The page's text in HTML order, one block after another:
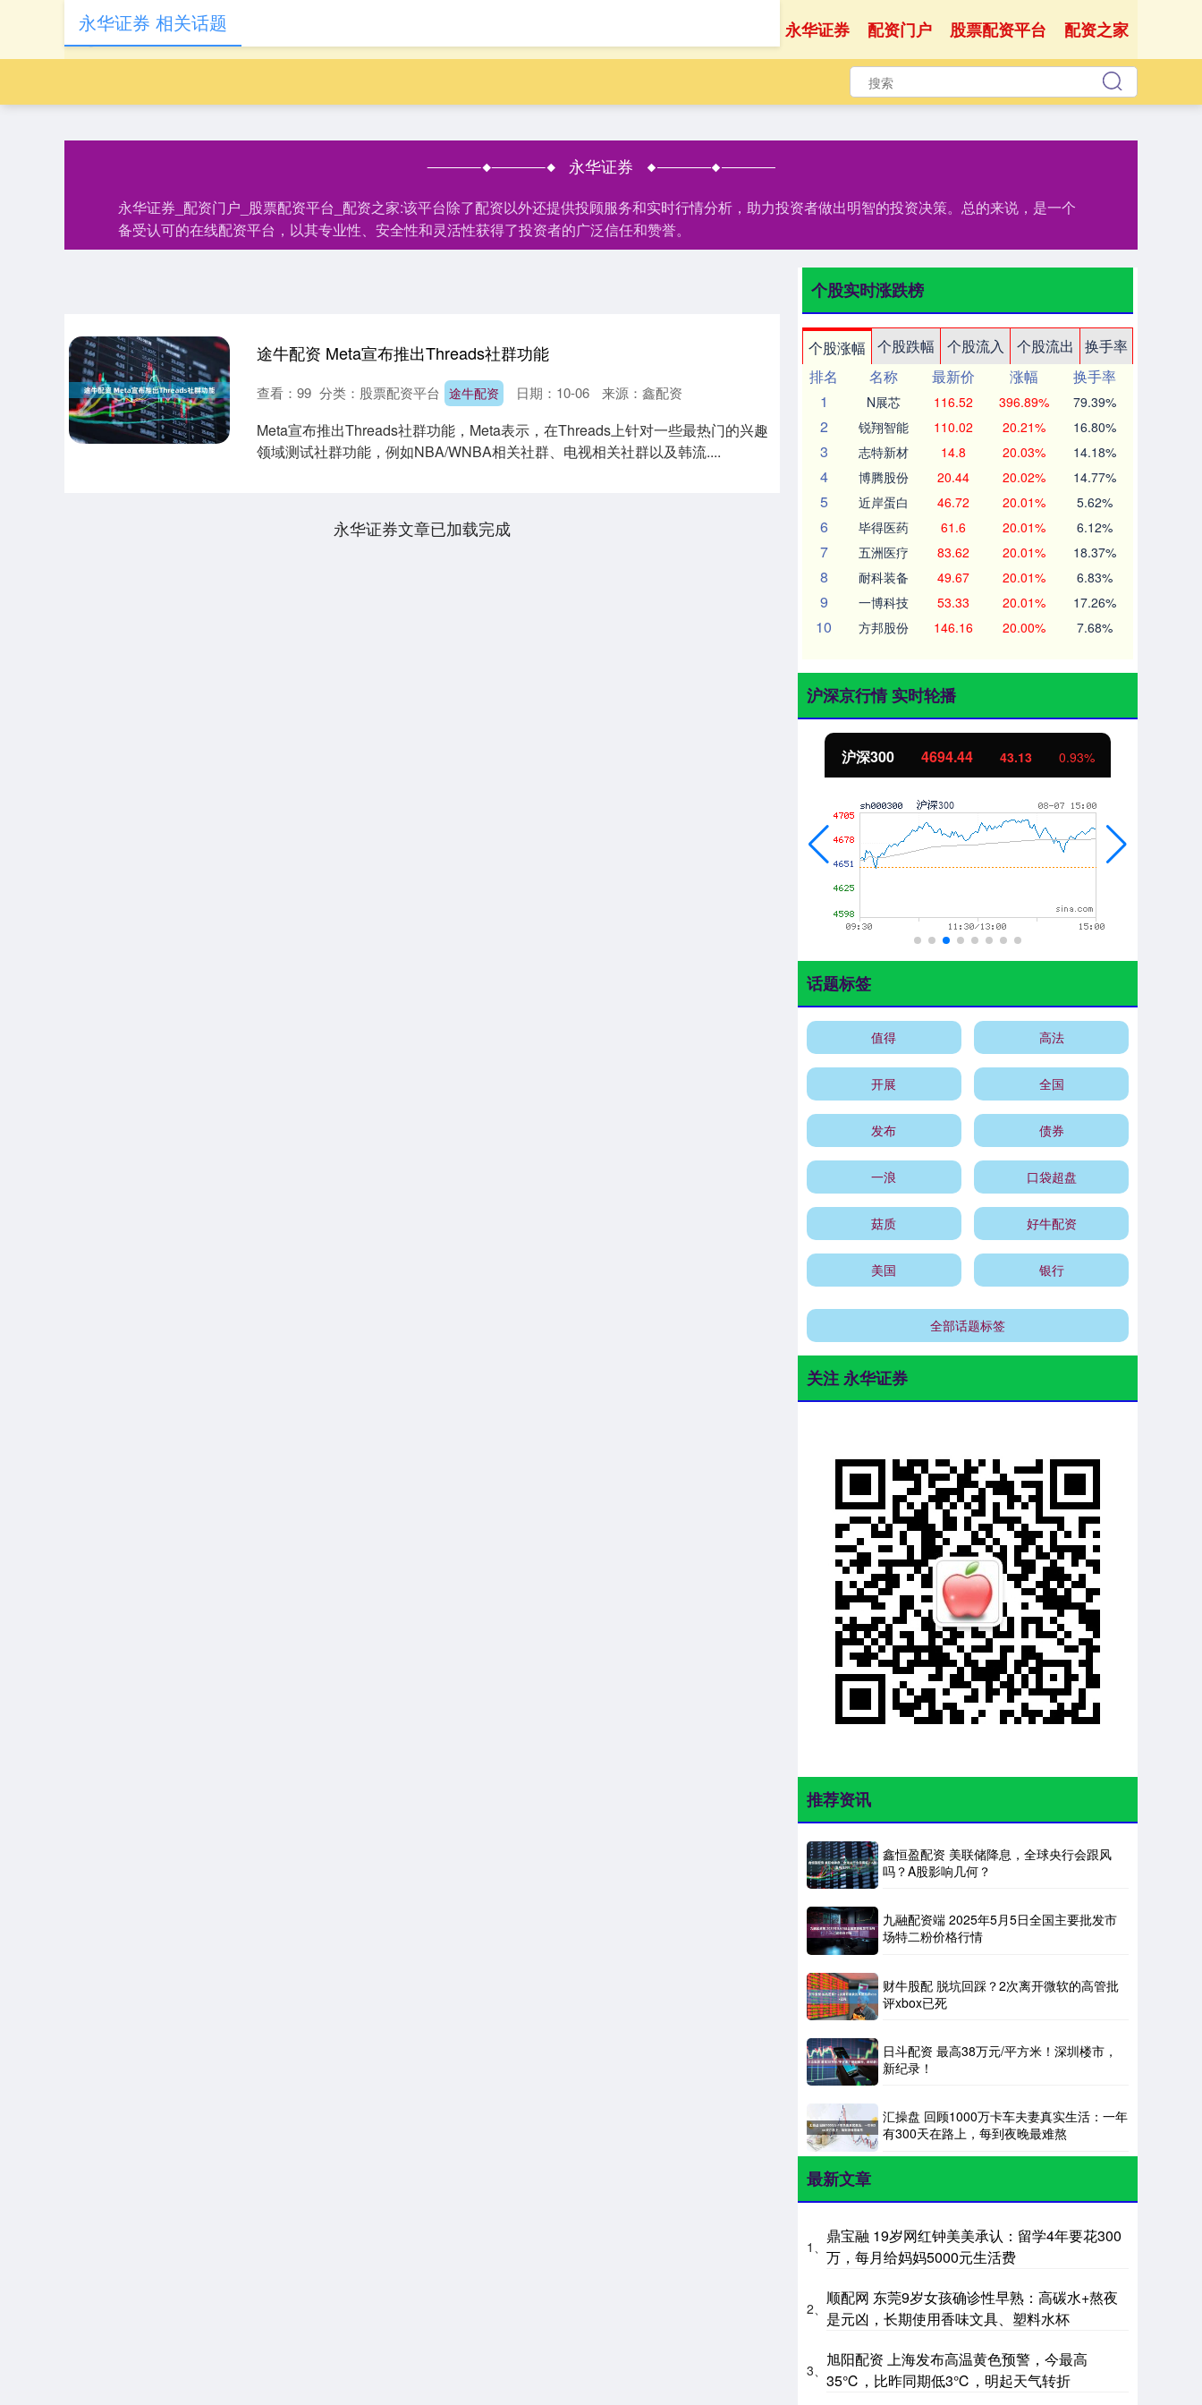
永华证券 配资门户 股票配资平台 配资之家
永华证券
永华证券_配资门户_股票配资平台_配资之家:该平台除了配资以外还提供投顾服务和实时行情分析，助力投资者做出明智的投资决策。总的来说，是一个
备受认可的在线配资平台，以其专业性、安全性和灵活性获得了投资者的广泛信任和赞誉。
永华证券 相关话题
途牛配资 Meta宣布推出Threads社群功能
途牛配资 日期：10-06 来源：鑫配资
查看： 99 分类： 股票配资平台
Meta宣布推出Threads社群功能，Meta表示，在Threads上针对一些最热门的兴趣
领域测试社群功能，例如NBA/WNBA相关社群、电视相关社群以及韩流....
永华证券文章已加载完成
个股实时涨跌榜
个股涨幅 个股跌幅 个股流入 个股流出
换手率
排名
名称 最新价 涨幅
换手率
1
N展芯 116.52 396.89% 79.39%
2 锐翔智能 110.02 20.21% 16.80%
3 志特新材 14.8 20.03% 14.18%
4 博腾股份 20.44 20.02% 14.77%
5 近岸蛋白 46.72 20.01% 5.62%
6 毕得医药 61.6 20.01% 6.12%
7 五洲医疗 83.62 20.01% 18.37%
8 耐科装备 49.67 20.01% 6.83%
9 一博科技 53.33 20.01% 17.26%
10 方邦股份 146.16 20.00% 7.68%
沪深京行情 实时轮播
0.93% 北证50 1134.24 11.37
话题标签
值得 高法
开展 全国
发布 债券
一浪 口袋超盘
菇质 好牛配资
美国 银行
全部话题标签
关注 永华证券
推荐资讯
鑫恒盈配资 美联储降息，全球央行会跟风
吗？A股影响几何？
九融配资端 2025年5月5日全国主要批发市
场特二粉价格行情
财牛股配 脱坑回踩？2次离开微软的高管批
评xbox已死
日斗配资 最高38万元/平方米！深圳楼市，
新纪录！
汇操盘 回顾1000万卡车夫妻真实生活：一年
有300天在路上，每到夜晚最难熬
最新文章
1、
鼎宝融 19岁网红钟美美承认：留学4年要花300
万，每月给妈妈5000元生活费
2、
顺配网 东莞9岁女孩确诊性早熟：高碳水+熬夜
是元凶，长期使用香味文具、塑料水杯
3、
旭阳配资 上海发布高温黄色预警，今最高
35℃，比昨同期低3℃，明起天气转折